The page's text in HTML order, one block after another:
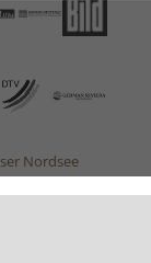
Nordsee